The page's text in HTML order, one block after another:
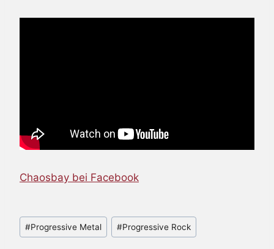
Chaosbay bei Facebook
Schlagworte:
#Progressive Metal #Progressive Rock